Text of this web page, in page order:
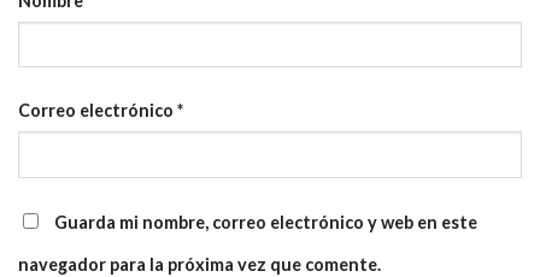
Correo electrónico *
Guarda mi nombre, correo electrónico y web en este
navegador para la próxima vez que comente.